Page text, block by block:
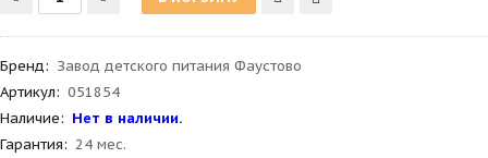
Бренд: Завод детского питания Фаустово
Артикул: 051854
Наличие: Нет в наличии.
Гарантия: 24 мес.